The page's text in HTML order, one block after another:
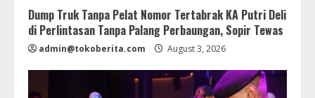
Dump Truk Tanpa Pelat Nomor Tertabrak KA Putri Deli
di Perlintasan Tanpa Palang Perbaungan, Sopir Tewas
admin@tokoberita.com August 3, 2026